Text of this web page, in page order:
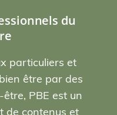
du
particuliers et
être par des
PBE est un
de contenus et